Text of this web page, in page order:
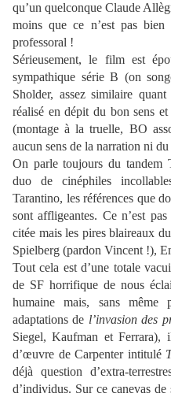
qu’un quelconque Claude
moins que ce n’est pas
professoral !
Sérieusement, le film est
sympathique série B (on
Sholder, assez similaire
réalisé en dépit du bon sens
(montage à la truelle, BO
aucun sens de la narration ni
On parle toujours du tandem
duo de cinéphiles
Tarantino, les références que
sont affligeantes. Ce n’est
citée mais les pires blaireaux
Spielberg (pardon Vincent !),
Tout cela est d’une totale
de SF horrifique de nous
humaine mais, sans même
adaptations de l’invasion des
Siegel, Kaufman et Ferrara),
d’œuvre de Carpenter intitulé
déjà question d’extra-
d’individus. Sur ce canevas